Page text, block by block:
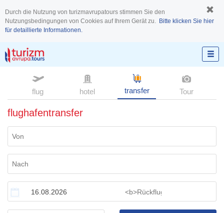
Durch die Nutzung von turizmavrupatours stimmen Sie den
Nutzungsbedingungen von Cookies auf Ihrem Gerät zu. Bitte klicken Sie hier
für detaillierte Informationen.
flug hotel transfer Tour
flughafentransfer